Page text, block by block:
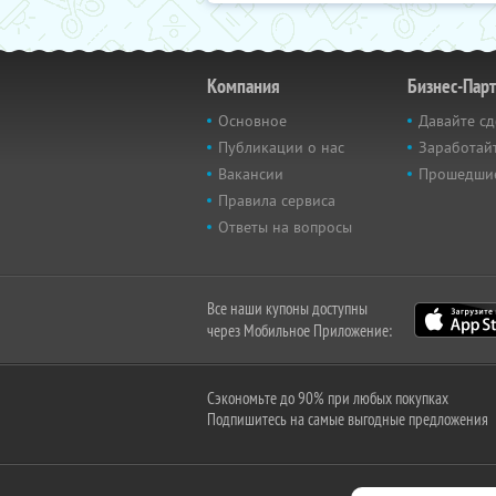
Компания
Основное
Публикации о нас
Вакансии
Правила сервиса
Ответы на вопросы
Бизнес-
Давайте
Все наши купоны доступны
через Мобильное Приложение:
Сэкономьте до 90% при любых покупках
Подпишитесь на самые выгодные предложения